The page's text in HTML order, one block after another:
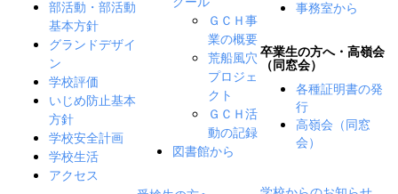
部活動・部活動
基本方針
グランドデザイ
ン
学校評価
いじめ防止基本
方針
学校安全計画
学校生活
アクセス
ＧＣＨ事
業の概要
荒船風穴
プロジェ
クト
ＧＣＨ活
動の記録
図書館から
事務室から
卒業生の方へ・高嶺会
（同窓会）
各種証明書の発
行
高嶺会（同窓
会）